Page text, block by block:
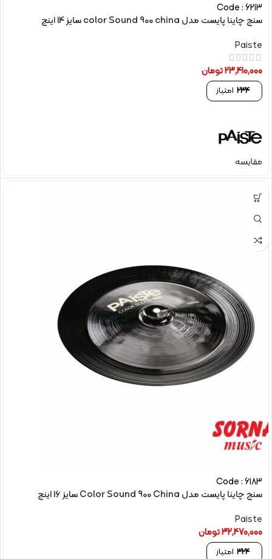
Code : 6213
سنج چاینا پایست مدل color Sound 900 china سایز 14 اینچ
Paiste
23,410,000تومان
234 امتیاز
مقایسه
Code : 6183
سنج چاینا پایست مدل Color Sound 900 China سایز 16 اینچ
Paiste
32,470,000تومان
324 امتیاز